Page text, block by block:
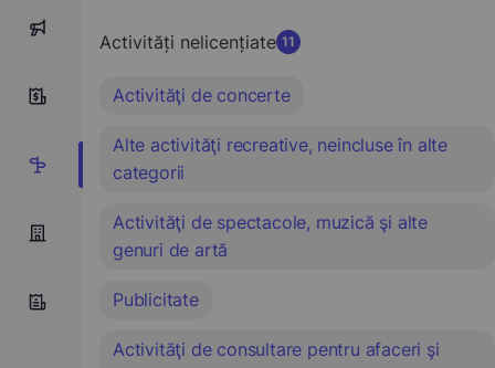
8
Activități nelicențiate 11
Activităţi de concerte
Alte activităţi recreative, neincluse în alte
categorii
Activităţi de spectacole, muzică şi alte
genuri de artă
Publicitate
Activităţi de consultare pentru afaceri şi